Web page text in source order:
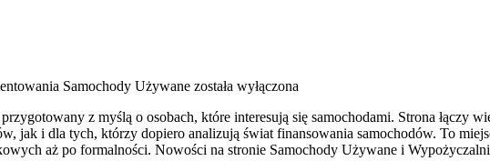
Samochody Używane została wyłączona
z myślą o osobach, które interesują się samochodami. Strona łączy
jak i dla tych, którzy dopiero analizują świat finansowania samochodów. To
aż po formalności. Nowości na stronie Samochody Używane i